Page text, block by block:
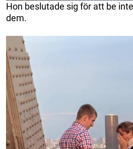
Hon beslutade sig för att be
dem.